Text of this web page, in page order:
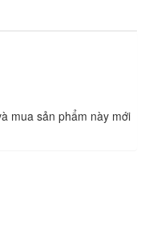
mua sản phẩm này mới